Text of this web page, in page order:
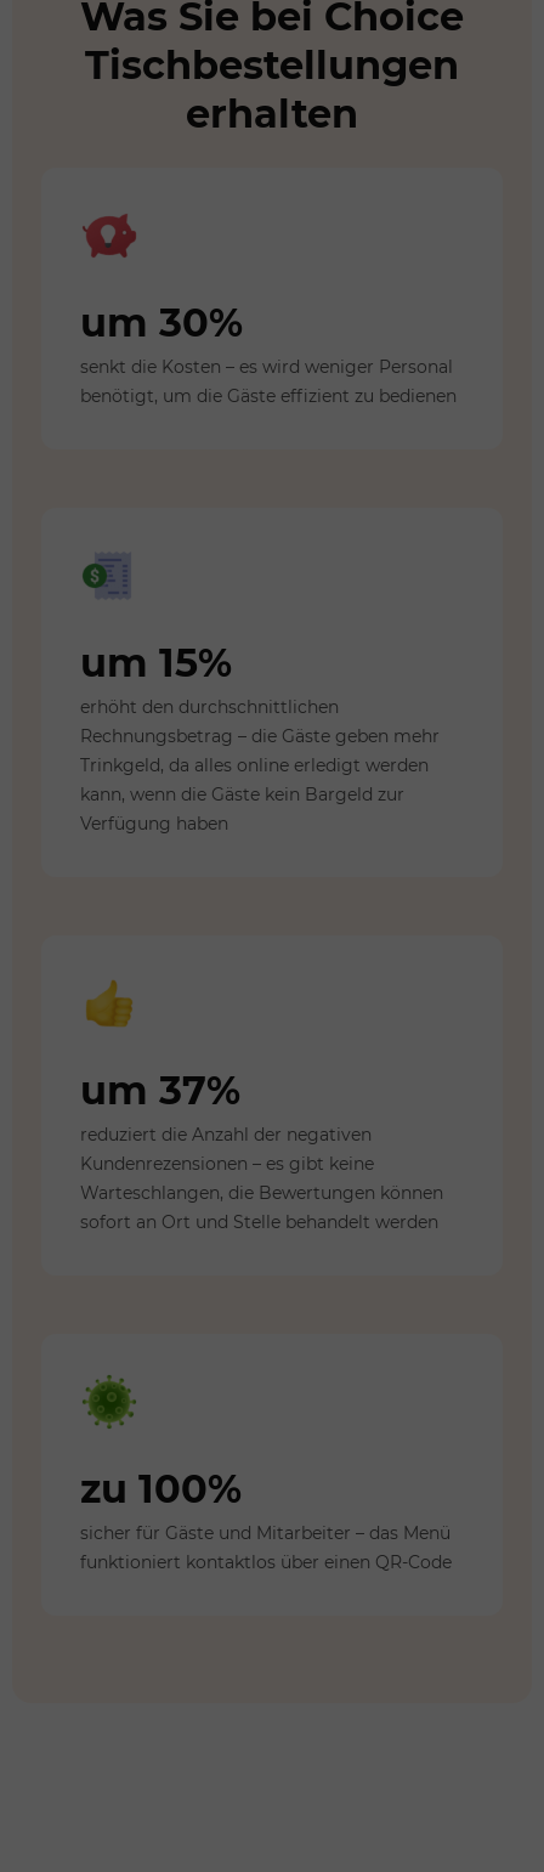
Was Sie bei Choice
Tischbestellungen
erhalten
um 30%
senkt die Kosten – es wird weniger Personal
benötigt, um die Gäste effizient zu bedienen
um 15%
erhöht den durchschnittlichen
Rechnungsbetrag – die Gäste geben mehr
Trinkgeld, da alles online erledigt werden
kann, wenn die Gäste kein Bargeld zur
Verfügung haben
um 37%
reduziert die Anzahl der negativen
Kundenrezensionen – es gibt keine
Warteschlangen, die Bewertungen können
sofort an Ort und Stelle behandelt werden
zu 100%
sicher für Gäste und Mitarbeiter – das Menü
funktioniert kontaktlos über einen QR-Code